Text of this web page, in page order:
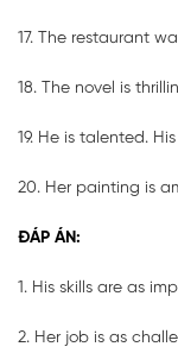
17. The restaurant
18. The novel is
19. He is talented.
20. Her painting is
ĐÁP ÁN:
1. His skills are as
2. Her job is as